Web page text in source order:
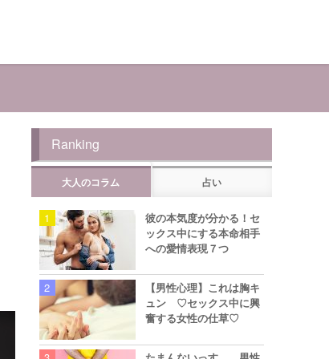
Ranking
大人のコラム 占い
彼の本気度が分かる！セ
ックス中にする本命相手
への愛情表現７つ
【男性心理】これは胸キ
ュン ♡セックス中に興
奮する女性の仕草♡